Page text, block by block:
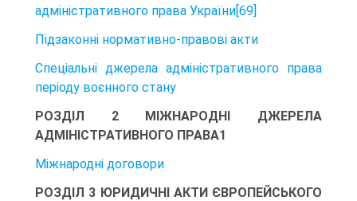
адміністративного права України[69]
Підзаконні нормативно-правові акти
Спеціальні джерела адміністративного права
періоду воєнного стану
РОЗДІЛ 2 МІЖНАРОДНІ ДЖЕРЕЛА
АДМІНІСТРАТИВНОГО ПРАВА1
Міжнародні договори
РОЗДІЛ 3 ЮРИДИЧНІ АКТИ ЄВРОПЕЙСЬКОГО